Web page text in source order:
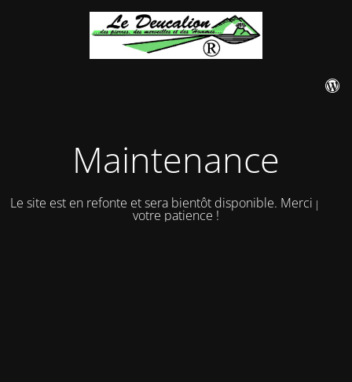
Maintenance
Le site est en refonte et sera bientôt disponible. Merci pour
votre patience !